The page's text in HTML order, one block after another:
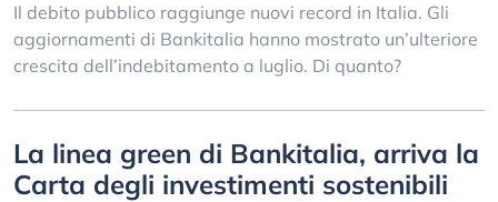
Il debito pubblico raggiunge nuovi record in Italia. Gli
aggiornamenti di Bankitalia hanno mostrato un’ulteriore
crescita dell’indebitamento a luglio. Di quanto?
La linea green di Bankitalia, arriva la
Carta degli investimenti sostenibili